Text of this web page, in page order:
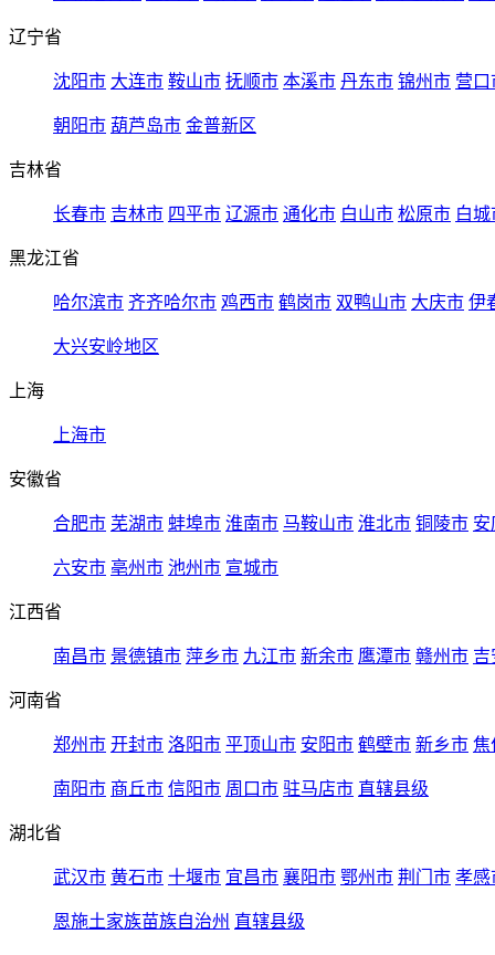
辽宁省
沈阳市 大连市 鞍山市 抚顺市 本溪市 丹东市 锦州市 营口
朝阳市 葫芦岛市 金普新区
吉林省
长春市 吉林市 四平市 辽源市 通化市 白山市 松原市 白城
黑龙江省
哈尔滨市 齐齐哈尔市 鸡西市 鹤岗市 双鸭山市 大庆市 伊
大兴安岭地区
上海
上海市
安徽省
合肥市 芜湖市 蚌埠市 淮南市 马鞍山市 淮北市 铜陵市 安
六安市 亳州市 池州市 宣城市
江西省
南昌市 景德镇市 萍乡市 九江市 新余市 鹰潭市 赣州市 吉
河南省
郑州市 开封市 洛阳市 平顶山市 安阳市 鹤壁市 新乡市 焦
南阳市 商丘市 信阳市 周口市 驻马店市 直辖县级
湖北省
武汉市 黄石市 十堰市 宜昌市 襄阳市 鄂州市 荆门市 孝感
恩施土家族苗族自治州 直辖县级